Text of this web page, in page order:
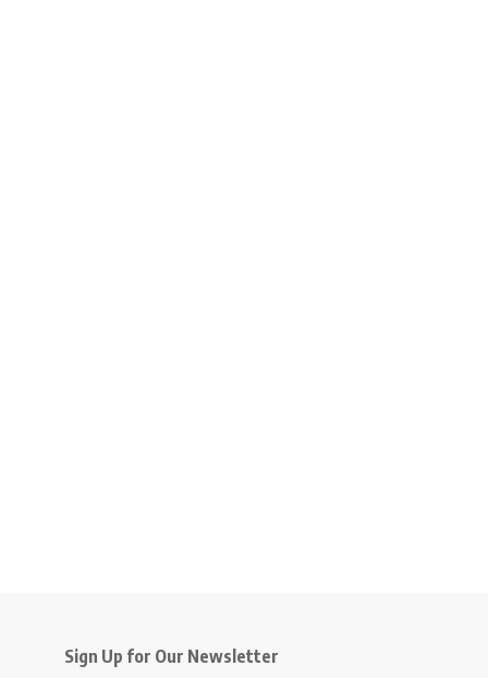
Sign Up for Our Newsletter